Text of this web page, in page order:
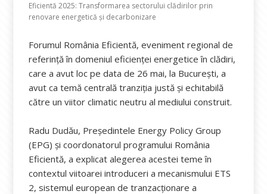
Eficientă 2025: Transformarea sectorului clădirilor prin
renovare energetică și decarbonizare
Forumul România Eficientă, eveniment regional de
referință în domeniul eficienței energetice în clădiri,
care a avut loc pe data de 26 mai, la București, a
avut ca temă centrală tranziția justă și echitabilă
către un viitor climatic neutru al mediului construit.
Radu Dudău, Președintele Energy Policy Group
(EPG) și coordonatorul programului România
Eficientă, a explicat alegerea acestei teme în
contextul viitoarei introduceri a mecanismului ETS
2, sistemul european de tranzacționare a